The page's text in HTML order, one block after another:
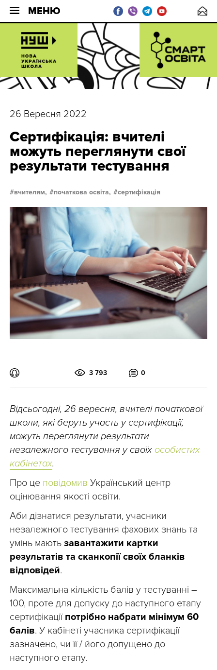
МЕНЮ
26 Вересня 2022
Сертифікація: вчителі
можуть переглянути свої
результати тестування
вчителям, початкова освіта, сертифікація
3 793 0
Відсьогодні, 26 вересня, вчителі початкової
школи, які беруть участь у сертифікації,
можуть переглянути результати
незалежного тестування у своїх особистих
кабінетах.
Про це повідомив Український центр
оцінювання якості освіти.
Аби дізнатися результати, учасники
незалежного тестування фахових знань та
умінь мають завантажити картки
результатів та сканкопії своїх бланків
відповідей.
Максимальна кількість балів у тестуванні –
100, проте для допуску до наступного етапу
сертифікації потрібно набрати мінімум 60
балів. У кабінеті учасника сертифікації
зазначено, чи її / його допущено до
наступного етапу.